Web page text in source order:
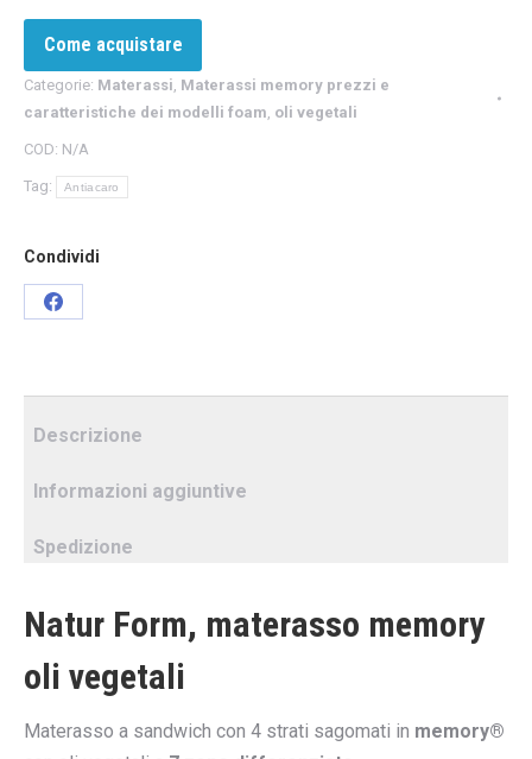
Come acquistare
Categorie: Materassi, Materassi memory prezzi e
caratteristiche dei modelli foam, oli vegetali
COD: N/A
Tag: Antiacaro
Condividi
Share
Descrizione
Informazioni aggiuntive
Spedizione
Natur Form, materasso memory
oli vegetali
Materasso a sandwich con 4 strati sagomati in memory®